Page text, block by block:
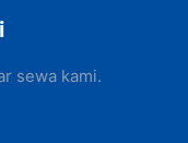
sewa kami.